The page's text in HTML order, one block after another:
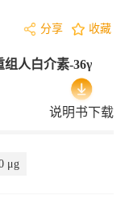
分享 收藏
人白介素-36γ
说明书下载
μg